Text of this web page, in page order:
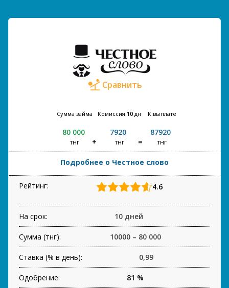
Сравнить
Сумма займа
80 000
тнг
Комиссия 10 дн
7920
тнг
К выплате
87920
тнг
Подробнее о Честное слово
Рейтинг: 4.6
На срок: 10 дней
Сумма (тнг): 10000 – 80 000
Ставка (% в день): 0,99
Одобрение: 81 %